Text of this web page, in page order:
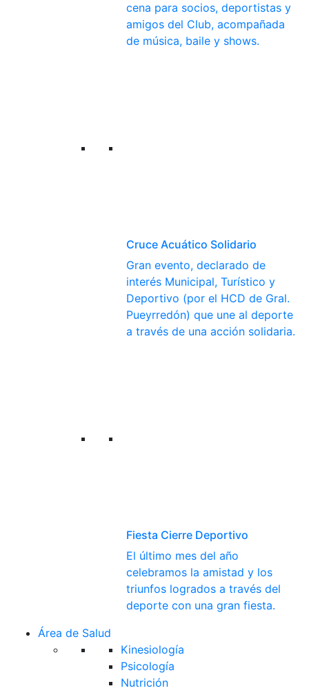
cena para socios, deportistas y
amigos del Club, acompañada
de música, baile y shows.
Cruce Acuático Solidario
Gran evento, declarado de
interés Municipal, Turístico y
Deportivo (por el HCD de Gral.
Pueyrredón) que une al deporte
a través de una acción solidaria.
Fiesta Cierre Deportivo
El último mes del año
celebramos la amistad y los
triunfos logrados a través del
deporte con una gran fiesta.
Área de Salud
Kinesiología
Psicología
Nutrición